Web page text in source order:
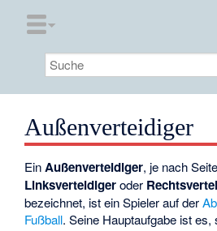
Außenverteidiger
EinAußenverteidiger, je nach
Linksverteidigeroder
bezeichnet, ist ein Spieler auf der
Fußball. Seine Hauptaufgabe ist es,